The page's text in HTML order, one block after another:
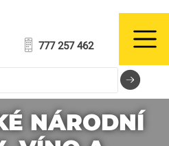
777 257 462
NÁRODNÍ